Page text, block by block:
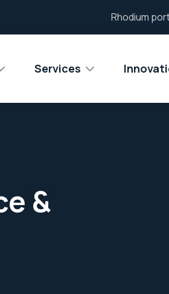
Rhodium
Services
&